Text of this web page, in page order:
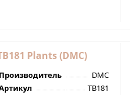
Plants (DMC)
Производитель
DMC
TB181